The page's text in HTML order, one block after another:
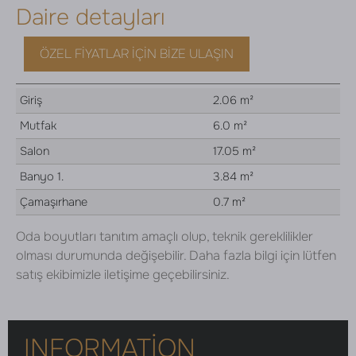
Daire detayları
ÖZEL FIYATLAR İÇIN BIZE ULAŞIN
Giriş
2.06 m²
Mutfak
6.0 m²
Salon
17.05 m²
Banyo 1.
3.84 m²
Çamaşırhane
0.7 m²
Oda boyutları tanıtım amaçlı olup, teknik gereklilikler
olması durumunda değişebilir. Daha fazla bilgi için lütfen
satış ekibimizle iletişime geçebilirsiniz.
INFORMATION